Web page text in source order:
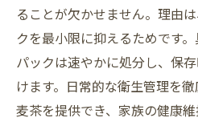
ることが欠かせません。理由
クを最小限に抑えるためです
パックは速やかに処分し、保
けます。日常的な衛生管理を
麦茶を提供でき、家族の健康維